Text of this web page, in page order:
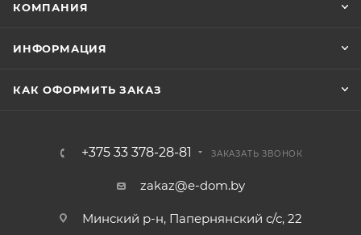
КОМПАНИЯ
ИНФОРМАЦИЯ
КАК ОФОРМИТЬ ЗАКАЗ
+375 33 378-28-81 ЗАКАЗАТЬ ЗВОНОК
zakaz@e-dom.by
Минский р-н, Папернянский с/с, 22